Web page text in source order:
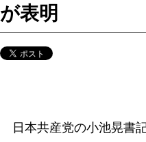
が表明
日本共産党の小池晃書